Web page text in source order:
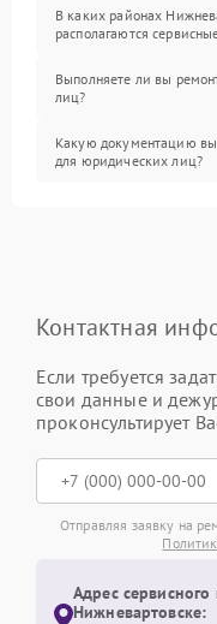
В каких районах
располагаются
Выполняете ли вы
лиц?
Какую документацию вы
для юридических лиц?
Контактная
Если требуется
свои данные и
проконсультирует
Отправляя заявку на
Адрес сервисного
Нижневартовске: